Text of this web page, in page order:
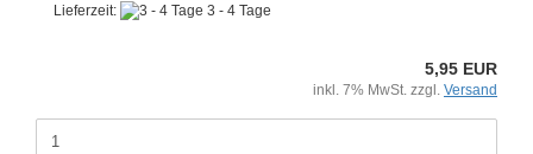
Lieferzeit: 3 - 4 Tage
5,95 EUR
inkl. 7% MwSt. zzgl. Versand